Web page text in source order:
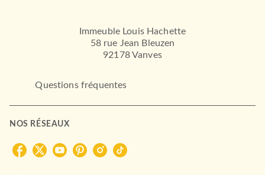
Immeuble Louis Hachette
58 rue Jean Bleuzen
92178 Vanves
Questions fréquentes
NOS RÉSEAUX